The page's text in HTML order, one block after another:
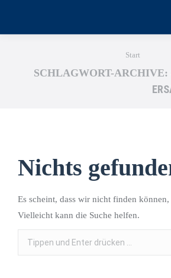
Sie
Start
SCHLAGWORT-ARCHIVE:
Nichts
Es scheint, dass wir nicht finden können,
Vielleicht kann die Suche helfen.